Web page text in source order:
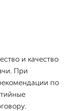
и качество
При
по